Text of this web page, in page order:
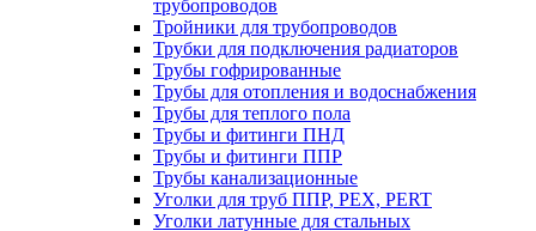
трубопроводов
Тройники для трубопроводов
Трубки для подключения радиаторов
Трубы гофрированные
Трубы для отопления и водоснабжения
Трубы для теплого пола
Трубы и фитинги ПНД
Трубы и фитинги ППР
Трубы канализационные
Уголки для труб ППР, PEX, PERT
Уголки латунные для стальных